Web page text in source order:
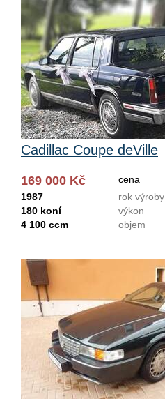
Cadillac Coupe deVille
169 000 Kč
cena
1987
rok výroby
180 koní
výkon
4 100 ccm
objem